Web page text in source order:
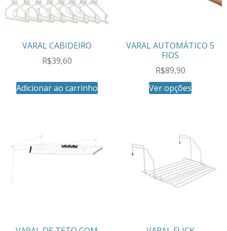
VARAL CABIDEIRO
R$39,60
Adicionar ao carrinho
VARAL AUTOMÁTICO 5
FIOS
R$89,90
Ver opções